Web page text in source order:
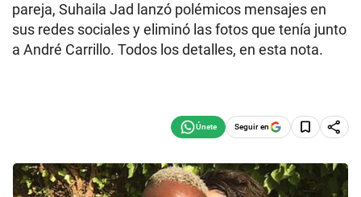
pareja, Suhaila Jad lanzó polémicos mensajes en
sus redes sociales y eliminó las fotos que tenía junto
a André Carrillo. Todos los detalles, en esta nota.
Seguir en